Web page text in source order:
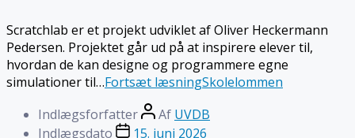
Scratchlab er et projekt udviklet af Oliver Heckermann
Pedersen. Projektet går ud på at inspirere elever til,
hvordan de kan designe og programmere egne
simulationer til…Fortsæt læsningSkolelommen
Indlægsforfatter
Af UVDB
Indlægsdato
15. juni 2026